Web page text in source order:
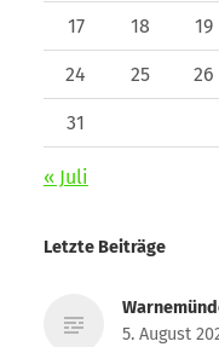
17 18 19
24 25 26
31
« Juli
Letzte Beiträge
5. August